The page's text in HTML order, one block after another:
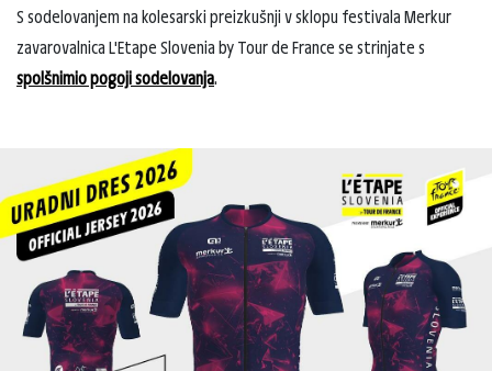
S sodelovanjem na kolesarski preizkušnji v sklopu festivala Merkur
zavarovalnica L'Etape Slovenia by Tour de France se strinjate s
spolšnimio pogoji sodelovanja.